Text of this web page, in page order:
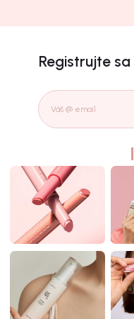
Registrujte